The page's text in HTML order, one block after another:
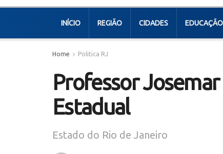
INÍCIO REGIÃO CIDADES EDUCAÇÃO
Home Politica RJ
Professor
Estadual
Estado do Rio de Janeiro